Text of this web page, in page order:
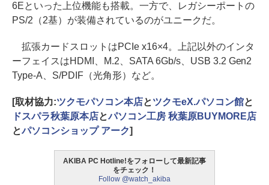
6Eといった上位機能も搭載。一方で、レガシーポートの
PS/2（2基）が装備されているのがユニークだ。
拡張カードスロットはPCIe x16×4。上記以外のインタ
ーフェイスはHDMI、M.2、SATA 6Gb/s、USB 3.2 Gen2
Type-A、S/PDIF（光角形）など。
[取材協力:ツクモパソコン本店とツクモeX.パソコン館と
ドスパラ秋葉原本店とパソコン工房 秋葉原BUYMORE店
とパソコンショップ アーク]
AKIBA PC Hotline!をフォローして最新記事
をチェック！
Follow @watch_akiba